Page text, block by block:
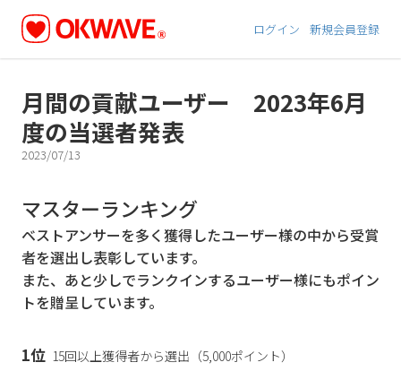
ログイン 新規会員登録
月間の貢献ユーザー 2023年6月
度の当選者発表
2023/07/13
マスターランキング
ベストアンサーを多く獲得したユーザー様の中から受賞
者を選出し表彰しています。
また、あと少しでランクインするユーザー様にもポイン
トを贈呈しています。
1位 15回以上獲得者から選出（5,000ポイント）